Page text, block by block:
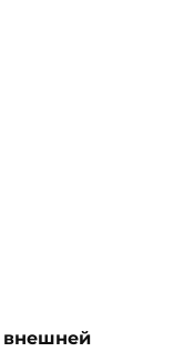
внешней